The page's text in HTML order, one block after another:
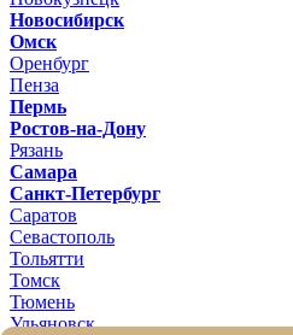
Новосибирск
Омск
Оренбург
Пенза
Пермь
Ростов-на-Дону
Рязань
Самара
Санкт-Петербург
Саратов
Севастополь
Тольятти
Томск
Тюмень
Ульяновск